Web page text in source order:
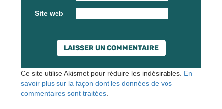
Site web
Ce site utilise Akismet pour réduire les indésirables. En
savoir plus sur la façon dont les données de vos
commentaires sont traitées